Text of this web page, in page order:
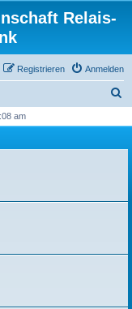
Relais-
Anmelden
Registrieren
h
am